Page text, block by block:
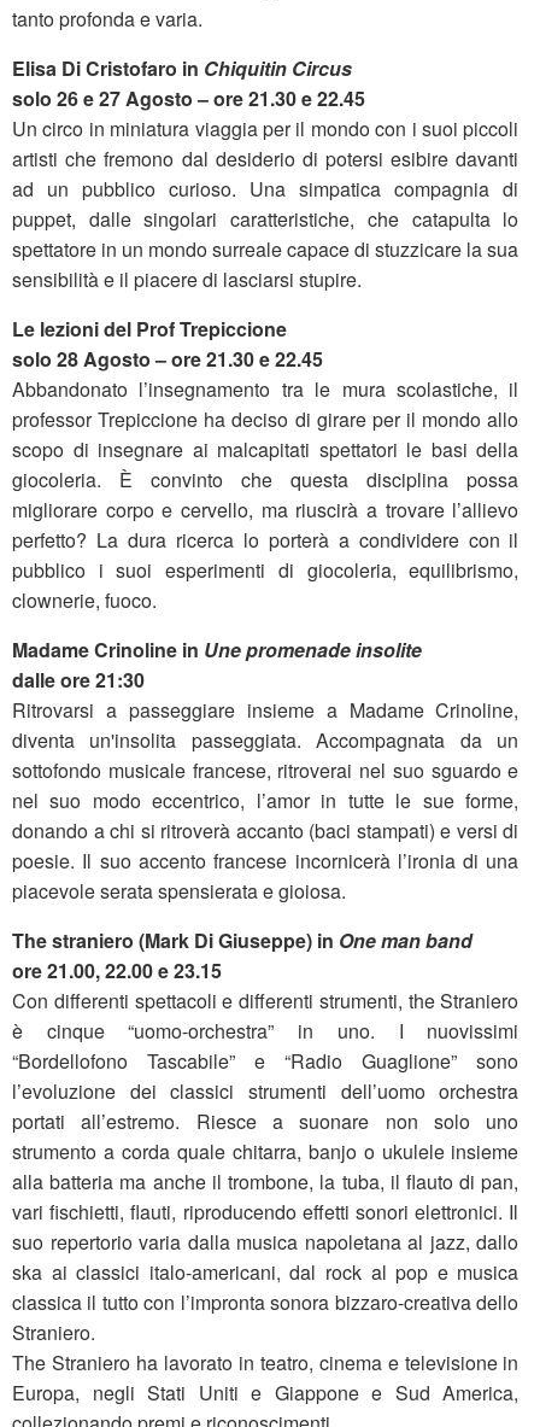
tanto profonda e varia.
Elisa Di Cristofaro in Chiquitin Circus
solo 26 e 27 Agosto – ore 21.30 e 22.45
Un circo in miniatura viaggia per il mondo con i suoi piccoli
artisti che fremono dal desiderio di potersi esibire davanti
ad un pubblico curioso. Una simpatica compagnia di
puppet, dalle singolari caratteristiche, che catapulta lo
spettatore in un mondo surreale capace di stuzzicare la sua
sensibilità e il piacere di lasciarsi stupire.
Le lezioni del Prof Trepiccione
solo 28 Agosto – ore 21.30 e 22.45
Abbandonato l’insegnamento tra le mura scolastiche, il
professor Trepiccione ha deciso di girare per il mondo allo
scopo di insegnare ai malcapitati spettatori le basi della
giocoleria. È convinto che questa disciplina possa
migliorare corpo e cervello, ma riuscirà a trovare l’allievo
perfetto? La dura ricerca lo porterà a condividere con il
pubblico i suoi esperimenti di giocoleria, equilibrismo,
clownerie, fuoco.
Madame Crinoline in Une promenade insolite
dalle ore 21:30
Ritrovarsi a passeggiare insieme a Madame Crinoline,
diventa un'insolita passeggiata. Accompagnata da un
sottofondo musicale francese, ritroverai nel suo sguardo e
nel suo modo eccentrico, l’amor in tutte le sue forme,
donando a chi si ritroverà accanto (baci stampati) e versi di
poesie. Il suo accento francese incornicerà l’ironia di una
piacevole serata spensierata e gioiosa.
The straniero (Mark Di Giuseppe) in One man band
ore 21.00, 22.00 e 23.15
Con differenti spettacoli e differenti strumenti, the Straniero
è cinque “uomo-orchestra” in uno. I nuovissimi
“Bordellofono Tascabile” e “Radio Guaglione” sono
l’evoluzione dei classici strumenti dell’uomo orchestra
portati all’estremo. Riesce a suonare non solo uno
strumento a corda quale chitarra, banjo o ukulele insieme
alla batteria ma anche il trombone, la tuba, il flauto di pan,
vari fischietti, flauti, riproducendo effetti sonori elettronici. Il
suo repertorio varia dalla musica napoletana al jazz, dallo
ska ai classici italo-americani, dal rock al pop e musica
classica il tutto con l’impronta sonora bizzaro-creativa dello
Straniero.
The Straniero ha lavorato in teatro, cinema e televisione in
Europa, negli Stati Uniti e Giappone e Sud America,